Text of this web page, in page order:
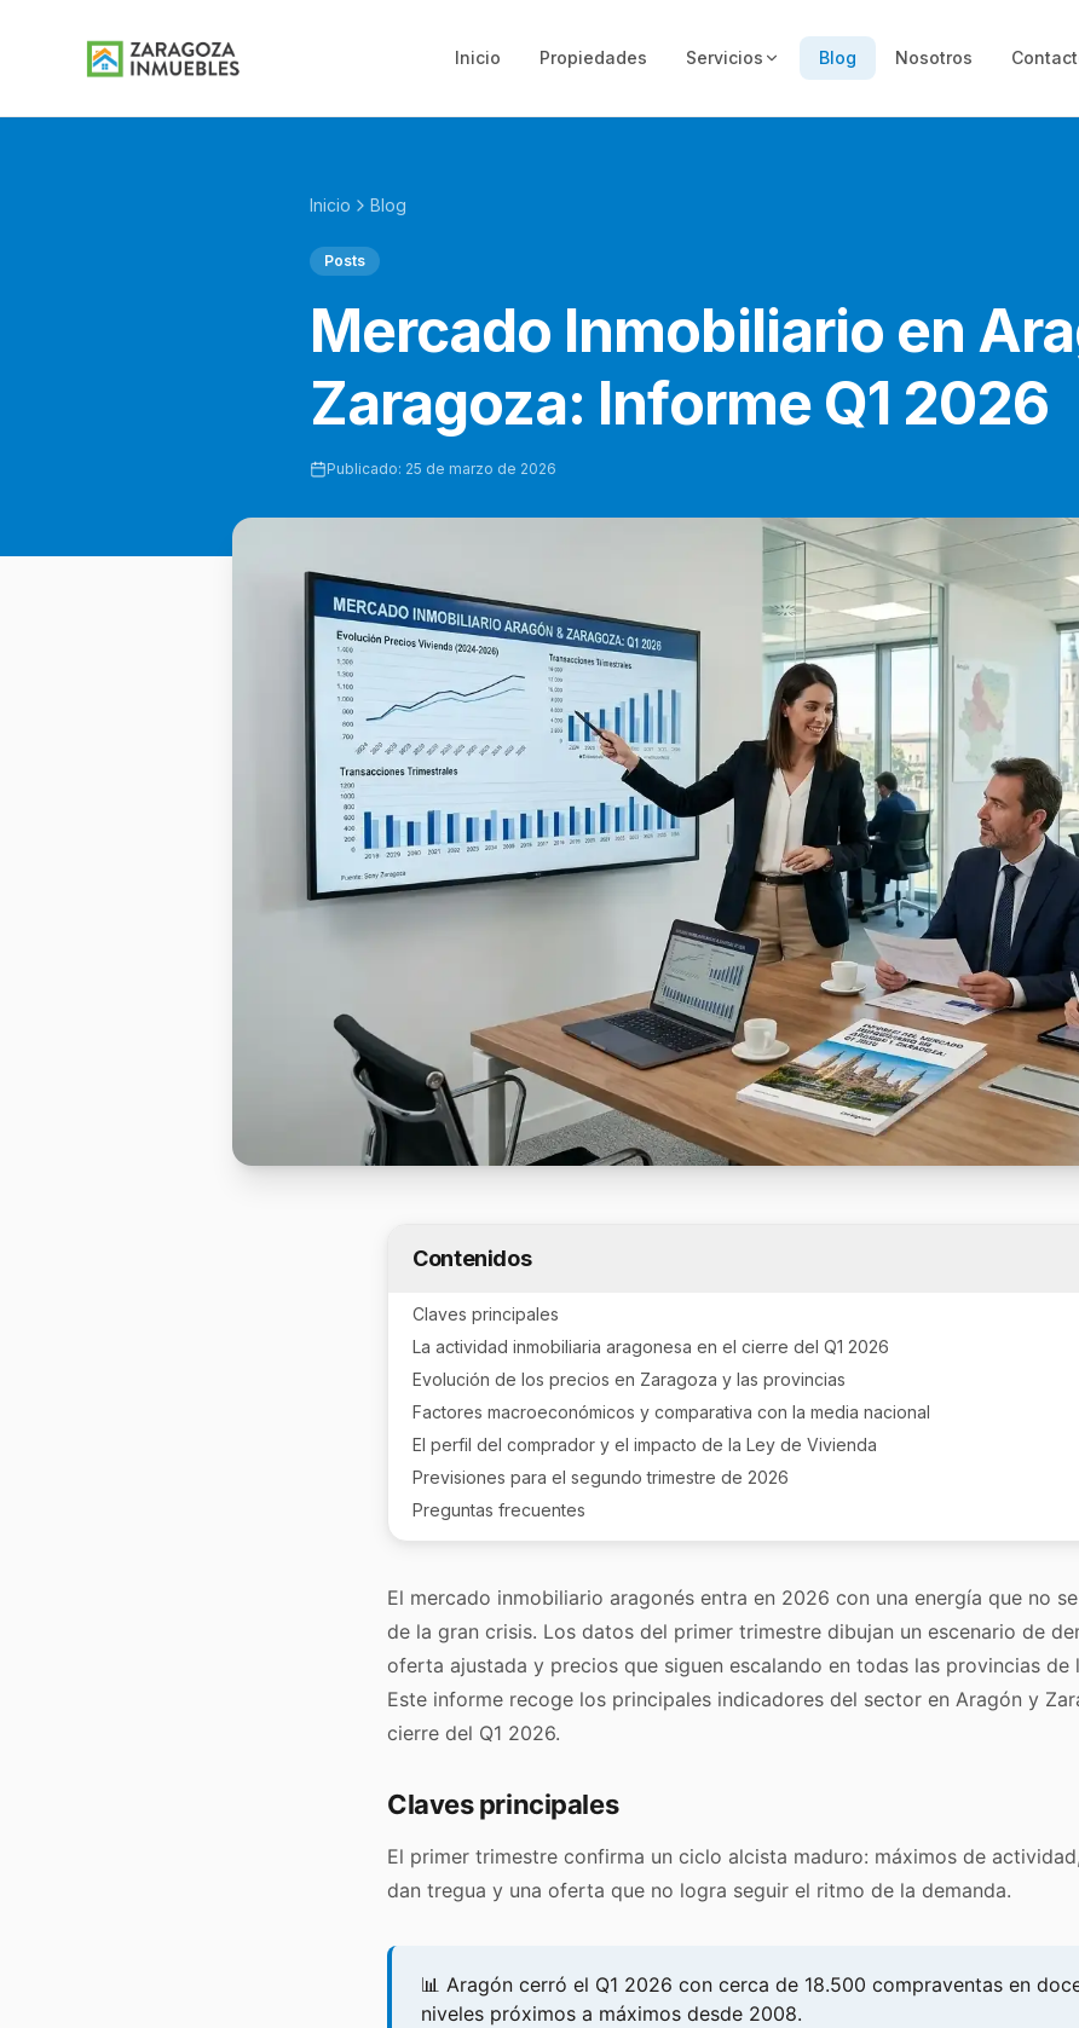
Inicio Propiedades Servicios Blog Nosotros
Inicio Blog
Posts
Mercado Inmobiliario en
Zaragoza: Informe Q1 2026
Publicado: 25 de marzo de 2026
Contenidos
Claves principales
La actividad inmobiliaria aragonesa en el cierre del Q1 2026
Evolución de los precios en Zaragoza y las provincias
Factores macroeconómicos y comparativa con la media nacional
El perfil del comprador y el impacto de la Ley de Vivienda
Previsiones para el segundo trimestre de 2026
Preguntas frecuentes
El mercado inmobiliario aragonés entra en 2026 con una energía que no
de la gran crisis. Los datos del primer trimestre dibujan un escenario de
oferta ajustada y precios que siguen escalando en todas las provincias de
Este informe recoge los principales indicadores del sector en Aragón y
cierre del Q1 2026.
Claves principales
El primer trimestre confirma un ciclo alcista maduro: máximos de
dan tregua y una oferta que no logra seguir el ritmo de la demanda.
📊 Aragón cerró el Q1 2026 con cerca de 18.500 compraventas en
niveles próximos a máximos desde 2008.